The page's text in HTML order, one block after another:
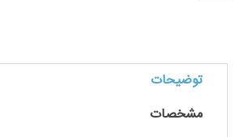
توضیحات
مشخصات